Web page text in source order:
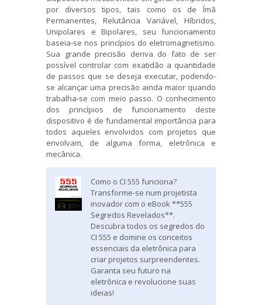
por diversos tipos, tais como os de Ímã
Permanentes, Relutância Variável, Híbridos,
Unipolares e Bipolares, seu funcionamento
baseia-se nos princípios do eletromagnetismo.
Sua grande precisão deriva do fato de ser
possível controlar com exatidão a quantidade
de passos que se deseja executar, podendo-
se alcançar uma precisão ainda maior quando
trabalha-se com meio passo. O conhecimento
dos princípios de funcionamento deste
dispositivo é de fundamental importância para
todos aqueles envolvidos com projetos que
envolvam, de alguma forma, eletrônica e
mecânica.
Como o CI 555 funciona?
Transforme-se num projetista
inovador com o eBook **555
Segredos Revelados**.
Descubra todos os segredos do
CI 555 e domine os conceitos
essenciais da eletrônica para
criar projetos surpreendentes.
Garanta seu futuro na
eletrônica e revolucione suas
ideias!